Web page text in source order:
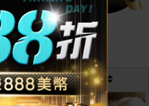
價格